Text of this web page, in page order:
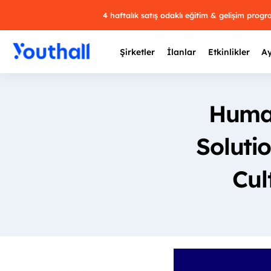
4 haftalık satış odaklı eğitim & gelişim
Şirketler İlanlar Etkinlikler